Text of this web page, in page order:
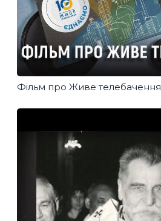
Фільм про Живе телебачення